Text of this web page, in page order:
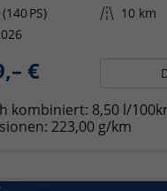
PS) Kilometerstand 10 km
€
kombiniert: 8,50 l/
223,00 g/km